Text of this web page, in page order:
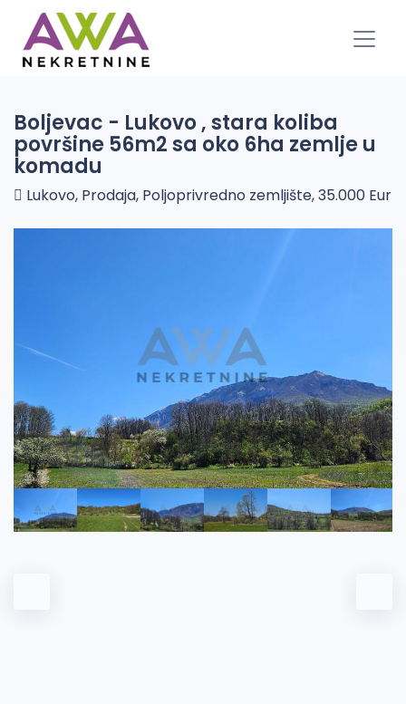
Boljevac - Lukovo , stara koliba
površine 56m2 sa oko 6ha zemlje u
komadu
Lukovo, Prodaja, Poljoprivredno zemljište, 35.000 Eur